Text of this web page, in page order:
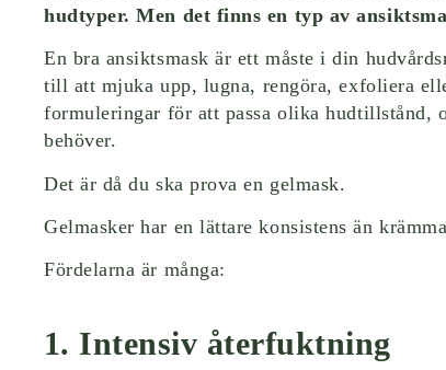
hudtyper. Men det finns en typ av
En bra ansiktsmask är ett måste i din
till att mjuka upp, lugna, rengöra, exfoliera
formuleringar för att passa olika
behöver.
Det är då du ska prova en gelmask.
Gelmasker har en lättare konsistens än
Fördelarna är många:
1. Intensiv återfuktning